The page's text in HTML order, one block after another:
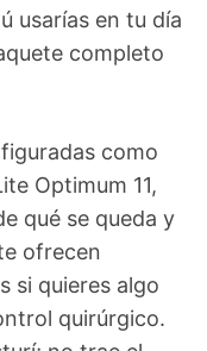
usarías en tu día
completo
como
Optimum 11,
qué se queda y
ofrecen
si quieres algo
quirúrgico.